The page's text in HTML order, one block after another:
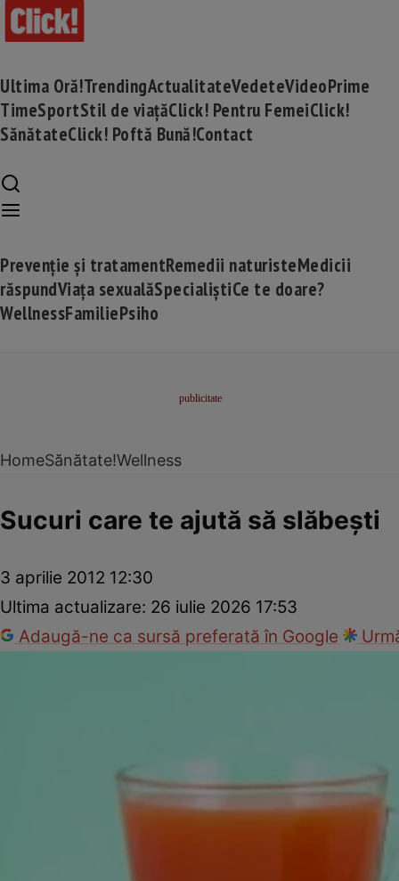
Ultima Oră!TrendingActualitateVedeteVideoPrime
TimeSportStil de viațăClick! Pentru FemeiClick!
SănătateClick! Poftă Bună!Contact
Prevenție și tratamentRemedii naturisteMedicii
răspundViața sexualăSpecialiștiCe te doare?
WellnessFamiliePsiho
HomeSănătate!Wellness
Sucuri care te ajută să slăbeşti
3 aprilie 2012 12:30
Ultima actualizare: 26 iulie 2026 17:53
Adaugă-ne ca sursă preferată în Google